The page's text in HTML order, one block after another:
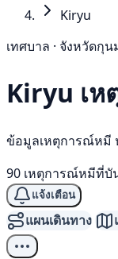
Kiryu
เทศบาล · จังหวัดกุน
Kiryu เ
ข้อมูลเหตุการณ์หมี
90 เหตุการณ์หมีที่บั
แจ้งเตือน
แผนเดินทาง